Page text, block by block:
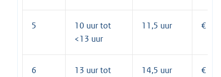
5
10 uur tot
<13 uur
11,5 uur €
6
13 uur tot
14,5 uur €